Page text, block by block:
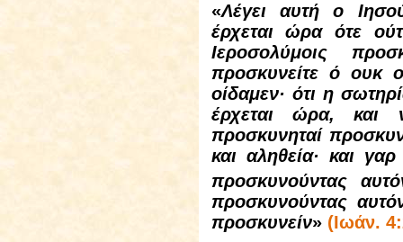
«Λέγει αυτή ο
έρχεται ώρα ότε
Ιεροσολύμοις
προσκυνείτε ό ουκ
οίδαμεν· ότι η
έρχεται ώρα, και
προσκυνηταί
και αληθεία· και
προσκυνούντας
προσκυνούντας
προσκυνείν» (Ιωάν.